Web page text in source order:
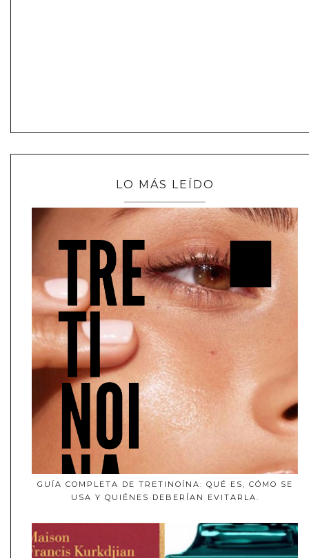
LO MÁS LEÍDO
GUÍA COMPLETA DE TRETINOÍNA: QUÉ ES, CÓMO SE
USA Y QUIÉNES DEBERÍAN EVITARLA.